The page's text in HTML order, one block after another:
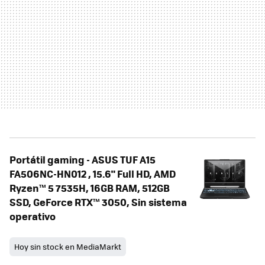
Portátil gaming - ASUS TUF A15
FA506NC-HN012 , 15.6" Full HD, AMD
Ryzen™ 5 7535H, 16GB RAM, 512GB
SSD, GeForce RTX™ 3050, Sin sistema
operativo
Hoy sin stock en MediaMarkt